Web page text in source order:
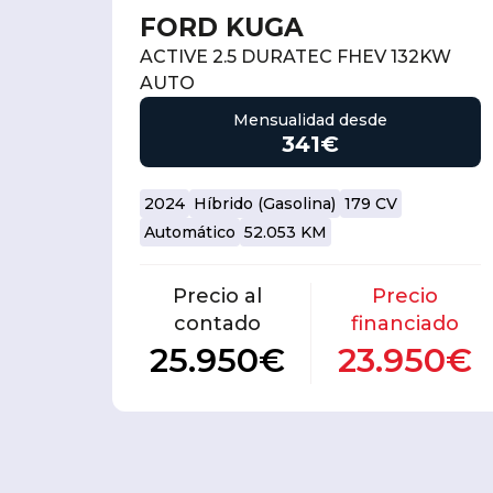
FORD KUGA
ACTIVE 2.5 DURATEC FHEV 132KW
AUTO
Mensualidad desde
341€
2024 Híbrido (Gasolina) 179 CV
Automático 52.053 KM
Precio al
contado
25.950€
Precio
financiado
23.950€